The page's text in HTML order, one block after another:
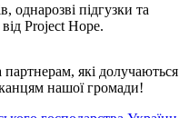
однарозві підгузки та
Project Hope.
які долучаються
нашої громади!